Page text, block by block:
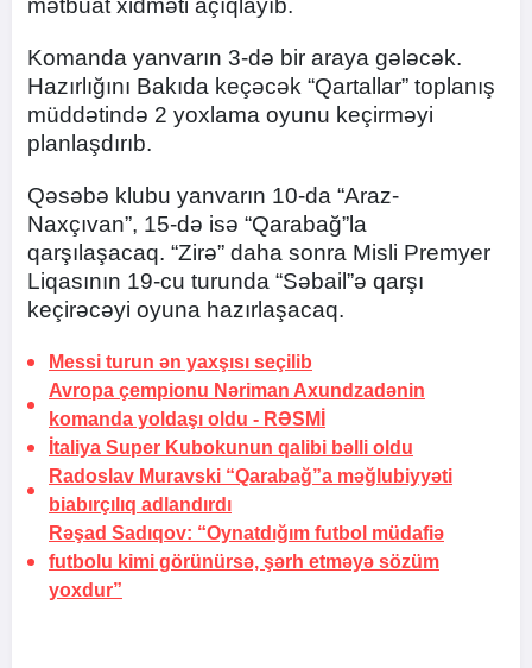
mətbuat xidməti açıqlayıb.
Komanda yanvarın 3-də bir araya gələcək.
Hazırlığını Bakıda keçəcək “Qartallar” toplanış
müddətində 2 yoxlama oyunu keçirməyi
planlaşdırıb.
Qəsəbə klubu yanvarın 10-da “Araz-
Naxçıvan”, 15-də isə “Qarabağ”la
qarşılaşacaq. “Zirə” daha sonra Misli Premyer
Liqasının 19-cu turunda “Səbail”ə qarşı
keçirəcəyi oyuna hazırlaşacaq.
Messi turun ən yaxşısı seçilib
Avropa çempionu Nəriman Axundzadənin
komanda yoldaşı oldu - RƏSMİ
İtaliya Super Kubokunun qalibi bəlli oldu
Radoslav Muravski “Qarabağ”a məğlubiyyəti
biabırçılıq adlandırdı
Rəşad Sadıqov: “Oynatdığım futbol müdafiə
futbolu kimi görünürsə, şərh etməyə sözüm
yoxdur”